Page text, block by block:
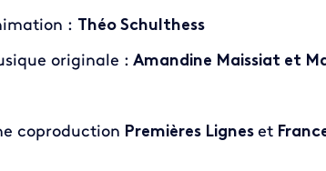
: Théo Schulthess
originale : Amandine Maissiat et
coproduction Premières Lignes et